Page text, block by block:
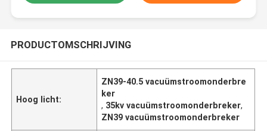
PRODUCTOMSCHRIJVING
Hoog licht:
ZN39-40.5 vacuümstroomonderbre
ker
, 35kv vacuümstroomonderbreker,
ZN39 vacuümstroomonderbreker